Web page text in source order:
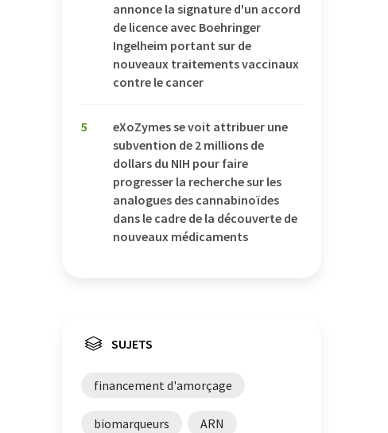
annonce la signature d'un accord
de licence avec Boehringer
Ingelheim portant sur de
nouveaux traitements vaccinaux
contre le cancer
5
eXoZymes se voit attribuer une
subvention de 2 millions de
dollars du NIH pour faire
progresser la recherche sur les
analogues des cannabinoïdes
dans le cadre de la découverte de
nouveaux médicaments
SUJETS
financement d'amorçage
biomarqueurs ARN